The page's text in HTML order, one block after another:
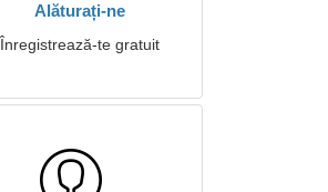
Alăturați-ne
Înregistrează-te gratuit